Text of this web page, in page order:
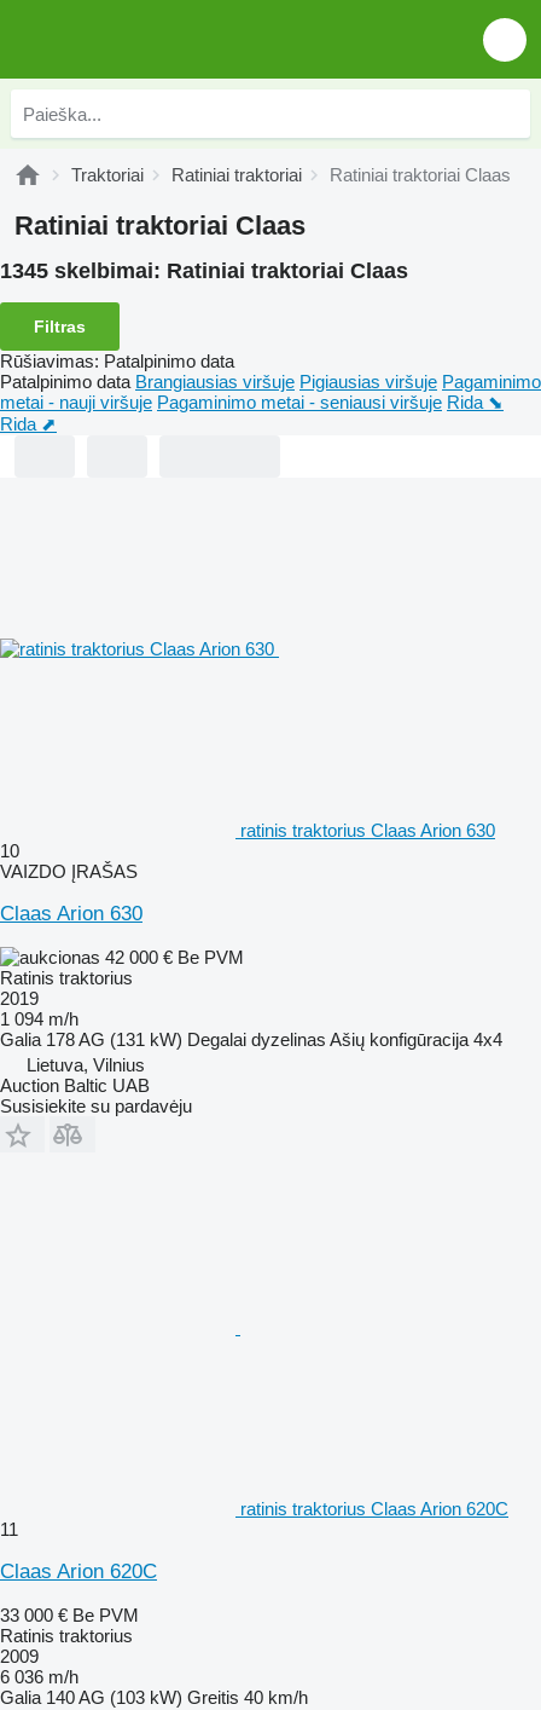
Traktoriai Ratiniai traktoriai Ratiniai traktoriai Claas
Ratiniai traktoriai Claas
1345 skelbimai: Ratiniai traktoriai Claas
Filtras
Rūšiavimas: Patalpinimo data
Patalpinimo data Brangiausias viršuje Pigiausias viršuje Pagaminimo
metai - nauji viršuje Pagaminimo metai - seniausi viršuje Rida ⬊
Rida ⬈
ratinis traktorius Claas Arion 630
10
VAIZDO ĮRAŠAS
Claas Arion 630
42 000 € Be PVM
Ratinis traktorius
2019
1 094 m/h
Galia 178 AG (131 kW) Degalai dyzelinas Ašių konfigūracija 4x4
Lietuva, Vilnius
Auction Baltic UAB
Susisiekite su pardavėju
ratinis traktorius Claas Arion 620C
11
Claas Arion 620C
33 000 € Be PVM
Ratinis traktorius
2009
6 036 m/h
Galia 140 AG (103 kW) Greitis 40 km/h